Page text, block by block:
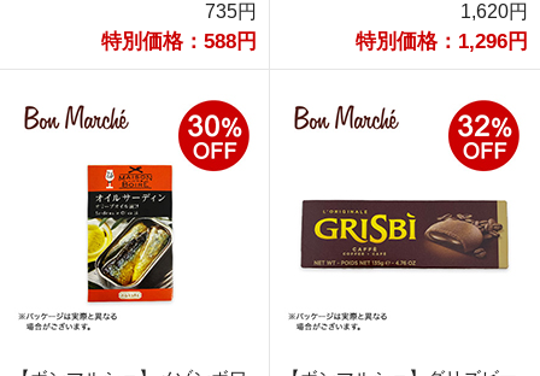
735円
特別価格：588円
1,620円
特別価格：1,296円